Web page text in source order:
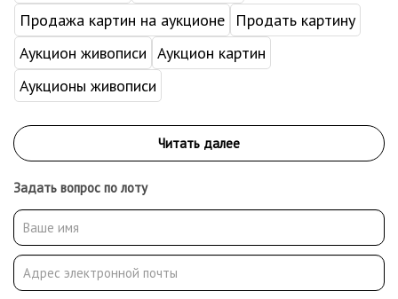
Продажа картин на аукционе
Продать картину
Аукцион живописи Аукцион картин
Аукционы живописи
Задать вопрос по лоту